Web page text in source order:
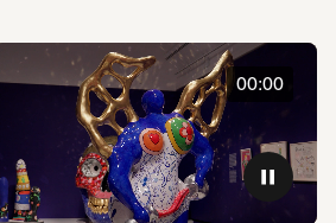
00:00